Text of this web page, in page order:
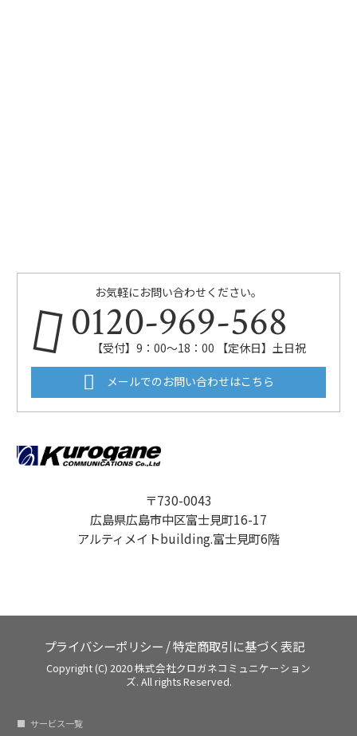
お気軽にお問い合わせください。
0120-969-568
【受付】9：00～18：00 【定休日】土日祝
メールでのお問い合わせはこちら
〒730-0043
広島県広島市中区富士見町16-17
アルティメイトbuilding.富士見町6階
プライバシーポリシー /特定商取引に基づく表記
Copyright (C) 2020 株式会社クロガネコミュニケーション
ズ. All rights Reserved.
サービス一覧